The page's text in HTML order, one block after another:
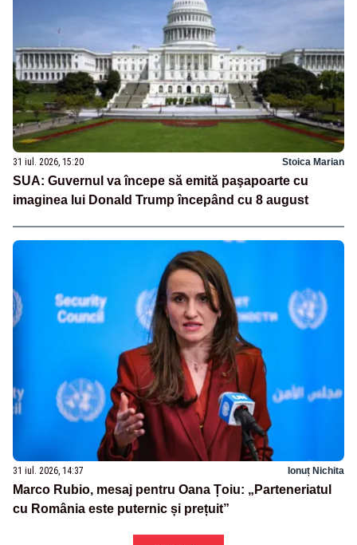
31 iul. 2026, 15:20 Stoica Marian
SUA: Guvernul va începe să emită paşapoarte cu
imaginea lui Donald Trump începând cu 8 august
31 iul. 2026, 14:37 Ionuț Nichita
Marco Rubio, mesaj pentru Oana Țoiu: „Parteneriatul
cu România este puternic și prețuit”